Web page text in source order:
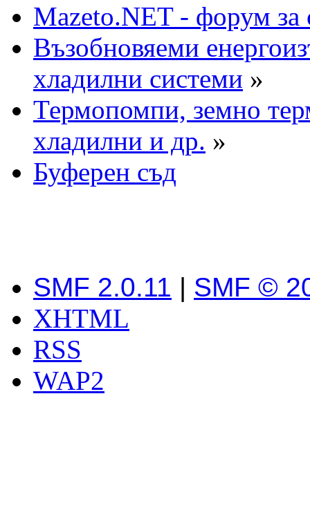
Mazeto.NET - форум за
Възобновяеми
хладилни системи »
Термопомпи, земно
хладилни и др. »
Буферен съд
SMF 2.0.11 | SMF ©
XHTML
RSS
WAP2